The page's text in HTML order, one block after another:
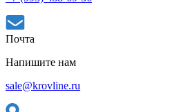
Почта
Напишите нам
sale@krovline.ru